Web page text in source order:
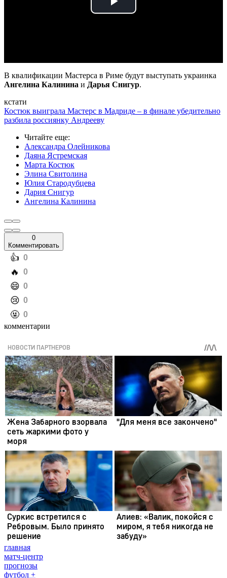
Play
В квалификации Мастерса в Риме будут выступать украинка
Ангелина Калинина и Дарья Снигур.
кстати
Костюк выиграла Мастерс в Мадриде – в финале убедительно
разбила россиянку Андрееву
Читайте еще:
Александра Олейникова
Даяна Ястремская
Марта Костюк
Элина Свитолина
Юлия Стародубцева
Дария Снигур
Ангелина Калинина
0
Комментировать
️👍 0
️🔥 0
️😄 0
️😢 0
️🤬 0
комментарии
главная
матч-центр
прогнозы
футбол +